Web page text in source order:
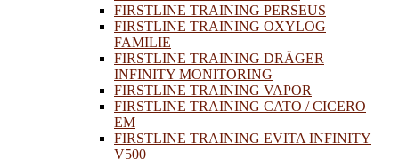
FIRSTLINE TRAINING PERSEUS
FIRSTLINE TRAINING OXYLOG
FAMILIE
FIRSTLINE TRAINING DRÄGER
INFINITY MONITORING
FIRSTLINE TRAINING VAPOR
FIRSTLINE TRAINING CATO / CICERO
EM
FIRSTLINE TRAINING EVITA INFINITY
V500